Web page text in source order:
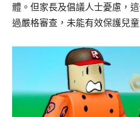
體。但家長及倡議人士憂慮，
過嚴格審查，未能有效保護兒